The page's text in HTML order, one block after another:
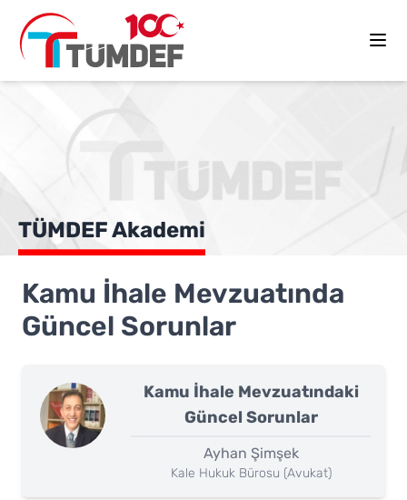
TÜMDEF Akademi
Kamu İhale Mevzuatında
Güncel Sorunlar
Kamu İhale Mevzuatındaki
Güncel Sorunlar
Ayhan Şimşek
Kale Hukuk Bürosu (Avukat)